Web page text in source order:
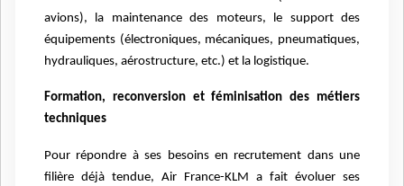
avions), la maintenance des moteurs, le support des
équipements (électroniques, mécaniques, pneumatiques,
hydrauliques, aérostructure, etc.) et la logistique.
Formation, reconversion et féminisation des métiers
techniques
Pour répondre à ses besoins en recrutement dans une
filière déjà tendue, Air France-KLM a fait évoluer ses